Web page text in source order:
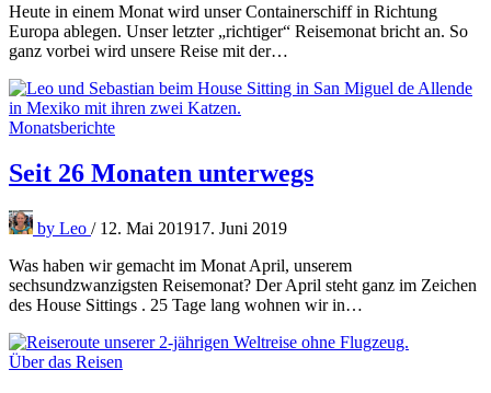
Heute in einem Monat wird unser Containerschiff in Richtung
Europa ablegen. Unser letzter „richtiger“ Reisemonat bricht an. So
ganz vorbei wird unsere Reise mit der…
Monatsberichte
Seit 26 Monaten unterwegs
by Leo / 12. Mai 201917. Juni 2019
Was haben wir gemacht im Monat April, unserem
sechsundzwanzigsten Reisemonat? Der April steht ganz im Zeichen
des House Sittings . 25 Tage lang wohnen wir in…
Über das Reisen